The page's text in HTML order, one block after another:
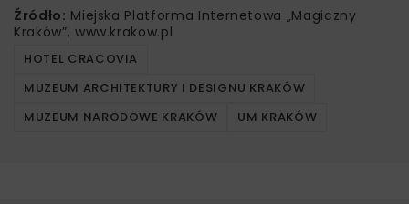
Źródło: Miejska Platforma Internetowa „Magiczny
Kraków”, www.krakow.pl
HOTEL CRACOVIA
MUZEUM ARCHITEKTURY I DESIGNU KRAKÓW
MUZEUM NARODOWE KRAKÓW
UM KRAKÓW